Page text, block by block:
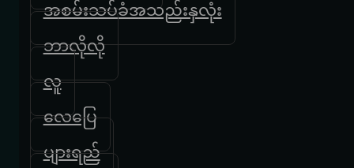
အစမ်းသပ်ခံအသည်းနှလုံး
ဘာလိုလို
လူ
လေပြေ
ပျားရည်